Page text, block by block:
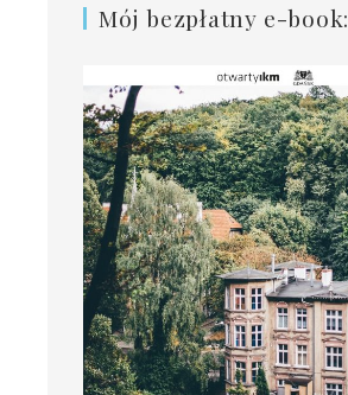
Mój bezpłatny e-book: